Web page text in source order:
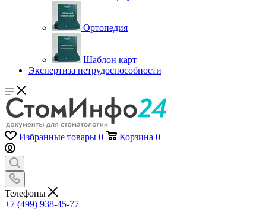
Ортопедия
Шаблон карт
Экспертиза нетрудоспособности
Избранные товары 0 Корзина 0
Телефоны
+7 (499) 938-45-77